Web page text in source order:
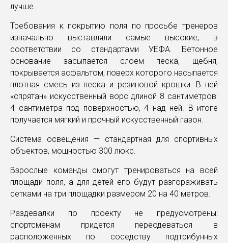
лучше.
Требования к покрытию поля по просьбе тренеров
изначально выставляли самые высокие, в
соответствии со стандартами УЕФА. Бетонное
основание засыпается слоем песка, щебня,
покрывается асфальтом, поверх которого насыпается
плотная смесь из песка и резиновой крошки. В ней
«спрятан» искусственный ворс длиной 8 сантиметров:
4 сантиметра под поверхностью, 4 над ней. В итоге
получается мягкий и прочный искусственный газон.
Система освещения — стандартная для спортивных
объектов, мощностью 300 люкс.
Взрослые команды смогут тренироваться на всей
площади поля, а для детей его будут разгораживать
сетками на три площадки размером 20 на 40 метров.
Раздевалки по проекту не предусмотрены:
спортсменам придется переодеваться в
расположенных по соседству подтрибунных